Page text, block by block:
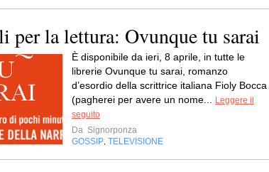
per la lettura: Ovunque tu sarai
È disponibile da ieri, 8 aprile, in tutte le
librerie Ovunque tu sarai, romanzo
d’esordio della scrittrice italiana Fioly Bocca
(pagherei per avere un nome...
Leggere il
seguito
Da Signorponza
GOSSIP TELEVISIONE